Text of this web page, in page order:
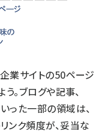
業サイトの50ページ
。ブログや記事、
った一部の領域は、
ンク頻度が、妥当な